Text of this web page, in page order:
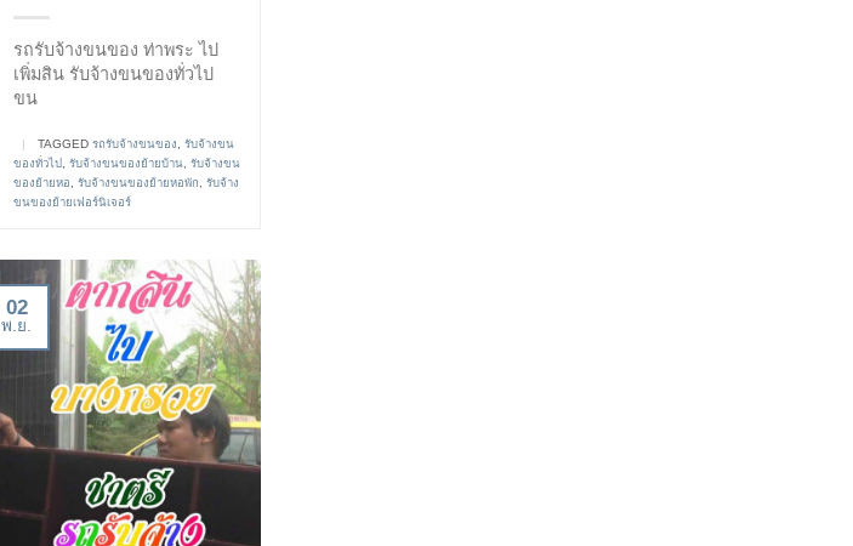
รถรับจ้างขนของ ท่าพระ ไป
เพิ่มสิน รับจ้างขนของทั่วไป
ขน
| TAGGEDรถรับจ้างขนของ ,รับจ้างขน
ของทั่วไป
,รับจ้างขนของย้ายบ้าน ,รับจ้างขน
ของย้ายหอ
,รับจ้างขนของย้ายหอพัก ,รับจ้าง
ขนของย้ายเฟอร์นิเจอร์
02
พ.ย.